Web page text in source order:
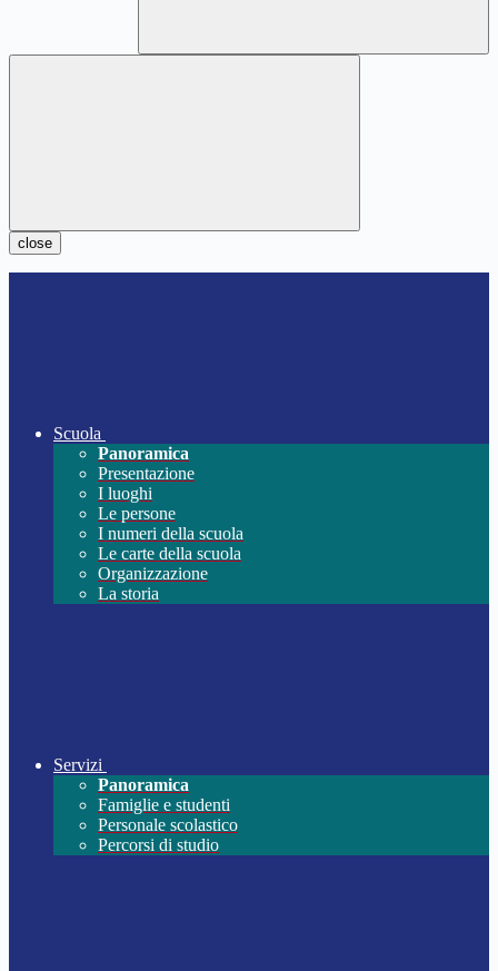
close
Scuola
Panoramica
Presentazione
I luoghi
Le persone
I numeri della scuola
Le carte della scuola
Organizzazione
La storia
Servizi
Panoramica
Famiglie e studenti
Personale scolastico
Percorsi di studio